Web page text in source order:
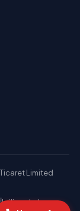
Limited
markaların